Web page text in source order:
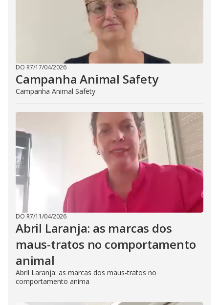
DO R7/17/04/2026
Campanha Animal Safety
Campanha Animal Safety
DO R7/11/04/2026
Abril Laranja: as marcas dos
maus-tratos no comportamento
animal
Abril Laranja: as marcas dos maus-tratos no
comportamento anima